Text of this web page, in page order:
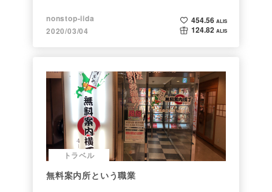
nonstop-iida
2020/03/04
454.56 ALIS
124.82 ALIS
トラベル
無料案内所という職業